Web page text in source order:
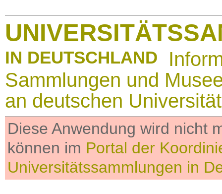
IN DEUTSCHLAND
Sammlungen und
an deutschen
Diese Anwendung wird nicht
können im Portal der
Universitätssammlungen in